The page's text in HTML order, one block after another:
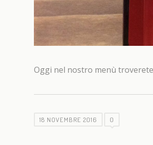
Oggi nel nostro menù
18 NOVEMBRE 2016 0